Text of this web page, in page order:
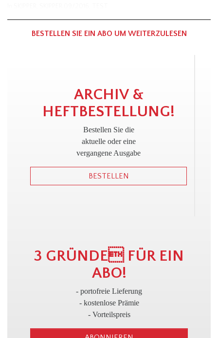
BESTELLEN SIE EIN ABO UM WEITERZULESEN
!
ARCHIV &
HEFTBESTELLUNG!
Bestellen Sie die
aktuelle oder eine
vergangene Ausgabe
BESTELLEN
3 GRÜNDE FÜR EIN
ABO!
- portofreie Lieferung
- kostenlose Prämie
- Vorteilspreis